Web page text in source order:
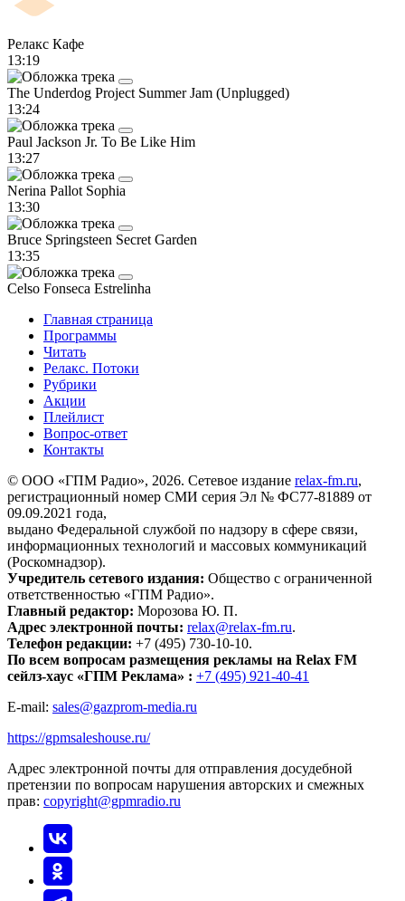
Релакс Кафе
13:19
The Underdog Project Summer Jam (Unplugged)
13:24
Paul Jackson Jr. To Be Like Him
13:27
Nerina Pallot Sophia
13:30
Bruce Springsteen Secret Garden
13:35
Celso Fonseca Estrelinha
Главная страница
Программы
Читать
Релакс. Потоки
Рубрики
Акции
Плейлист
Вопрос-ответ
Контакты
© ООО «ГПМ Радио», 2026. Сетевое издание relax-fm.ru,
регистрационный номер СМИ серия Эл № ФС77-81889 от
09.09.2021 года,
выдано Федеральной службой по надзору в сфере связи,
информационных технологий и массовых коммуникаций
(Роскомнадзор).
Учредитель сетевого издания: Общество с ограниченной
ответственностью «ГПМ Радио».
Главный редактор: Морозова Ю. П.
Адрес электронной почты: relax@relax-fm.ru.
Телефон редакции: +7 (495) 730-10-10.
По всем вопросам размещения рекламы на Relax FM
сейлз-хаус «ГПМ Реклама» : +7 (495) 921-40-41
E-mail: sales@gazprom-media.ru
https://gpmsaleshouse.ru/
Адрес электронной почты для отправления досудебной
претензии по вопросам нарушения авторских и смежных
прав: copyright@gpmradio.ru